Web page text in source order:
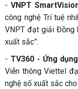
- VNPT
công nghệ Trí tuệ
VNPT đạt giải Đồng
xuất sắc”.
- TV360 - Ứng
Viễn thông Viettel
nghệ số xuất sắc